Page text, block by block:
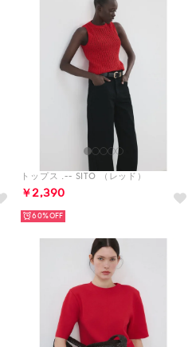
トップス .-- SITO （レッド）
￥2,390
60%